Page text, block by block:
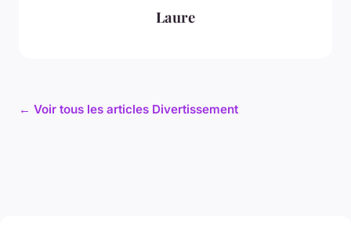
Laure
← Voir tous les articles Divertissement